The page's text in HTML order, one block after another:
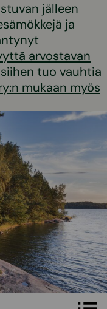
jälleen
ja
arvostavan
tuo vauhtia
mukaan myös